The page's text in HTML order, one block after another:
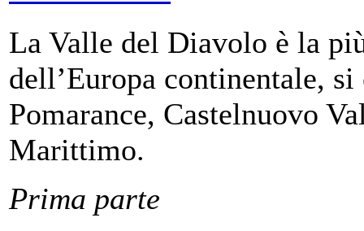
La Valle del Diavolo è la
dell’Europa continentale,
Pomarance, Castelnuovo
Marittimo.
Prima parte